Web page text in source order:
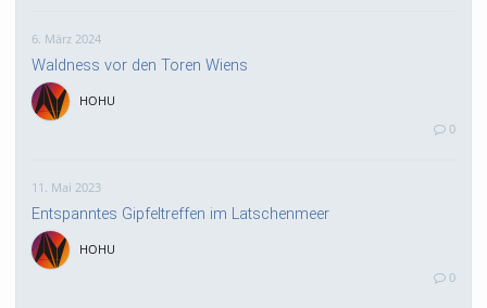
6. März 2024
Waldness vor den Toren Wiens
HOHU
0
11. Mai 2023
Entspanntes Gipfeltreffen im Latschenmeer
HOHU
0